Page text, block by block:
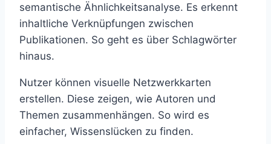
semantische Ähnlichkeitsanalyse. Es erkennt
inhaltliche Verknüpfungen zwischen
Publikationen. So geht es über Schlagwörter
hinaus.
Nutzer können visuelle Netzwerkkarten
erstellen. Diese zeigen, wie Autoren und
Themen zusammenhängen. So wird es
einfacher, Wissenslücken zu finden.